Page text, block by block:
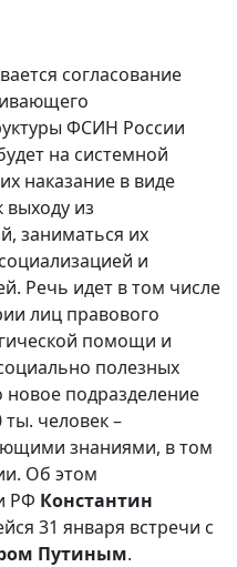
согласование
ФСИН России
на системной
наказание в виде
из
заниматься их
и
Речь идет в том числе
лиц правового
помощи и
полезных
новое подразделение
человек –
знаниями, в том
Об этом
РФ Константин
31 января встречи с
Путиным.